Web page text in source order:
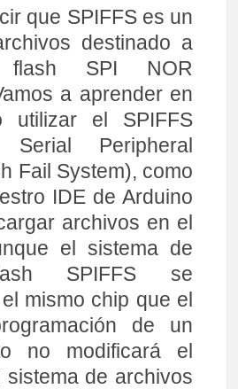
que SPIFFS es un
destinado a
flash SPI NOR
a aprender en
utilizar el SPIFFS
Peripheral
Fail System), como
IDE de Arduino
archivos en el
el sistema de
SPIFFS se
mismo chip que el
de un
no modificará el
sistema de archivos